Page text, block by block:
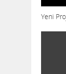
Yeni